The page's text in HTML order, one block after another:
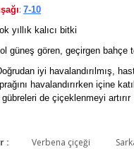
: 7-10
yıllık kalıcı bitki
güneş gören, geçirgen bahçe
iyi havalandırılmış,
havalandırırken içine
gübreleri de çiçeklenmeyi artırır
: Verbena çiçeği